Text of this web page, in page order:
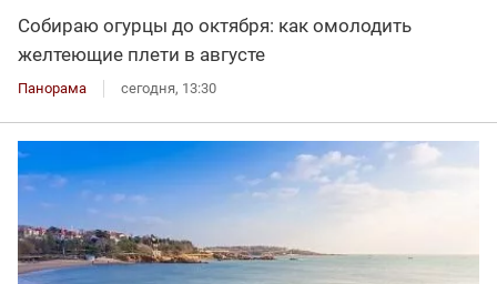
Собираю огурцы до октября: как омолодить
желтеющие плети в августе
Панорама сегодня, 13:30